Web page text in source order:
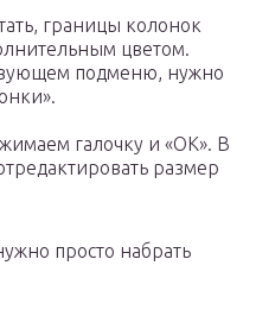
границы колонок
цветом.
подменю, нужно
галочку и «ОК». В
размер
просто набрать